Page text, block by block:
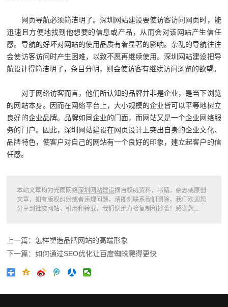
网页导航必须简洁明了。深圳网站建设要使访客访问网页时，能
迅速且方便地找到他想要的信息或产品，从而会对该网站产生信任
感。导航的好坏对网站的使用品质有着显著的影响。杂乱的导航往往
会使访客访问时产生困难，以致不愿再继续使用。深圳网站建设把导
航设计得简洁明了，条目分明，则会使访客有继续访问浏览的欲望。
对于网络访客而言，他们所认知的品牌并非是企业，是当下浏览
的网站本身。因而在网络平台上，大小规模的企业皆可以平等地树立
良好的企业品牌。品牌如同企业的门面，而网站又是一个企业网络服
务的门户。因此，深圳网站建设在网页设计上突出自身的企业文化、
品牌特色，使客户对自己的网站有一个良好的印象，建立起客户的信
任感。
本站文章均为光雨网络深圳网站建设摘自权威资料，书籍，杂志或原创
文章，如有版权纠纷或者违规问题，请即刻联系我们删除，我们欢迎您
分享到社交网站，引用和转载，我们谢绝直接复制和抄袭！感谢您...
上一篇：怎样塑造品牌网站的高端形象
下一篇：如何通过SEO优化让百度蜘蛛爬得更快